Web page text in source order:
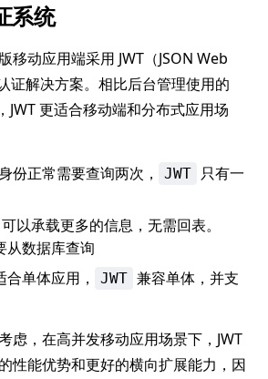
系统
移动应用端采用 JWT（JSON Web
证解决方案。相比后台管理使用的
更适合移动端和分布式应用场
份正常需要查询两次， JWT
只有一
以承载更多的信息，无需回表。
从数据库查询
合单体应用， JWT 兼容单体，并支
虑，在高并发移动应用场景下，JWT
性能优势和更好的横向扩展能力，因